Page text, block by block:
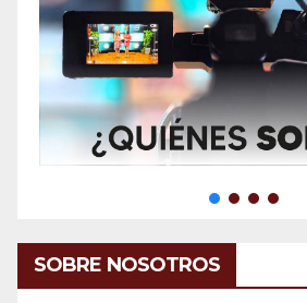
SOBRE NOSOTROS